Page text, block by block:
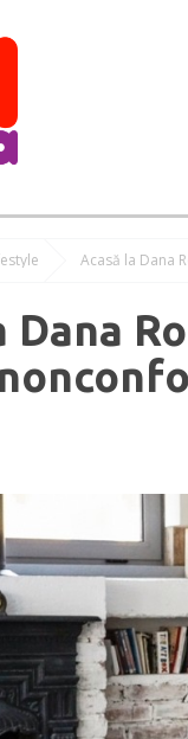
Acasă la Dana
Dana